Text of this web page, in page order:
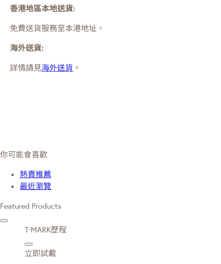
香港地區本地送貨:
免費送貨服務至本港地址。
海外送貨:
詳情請見海外送貨 。
你可能會喜歡
熱賣推薦
最近瀏覽
Featured Products
T·MARK歷程
立即試戴